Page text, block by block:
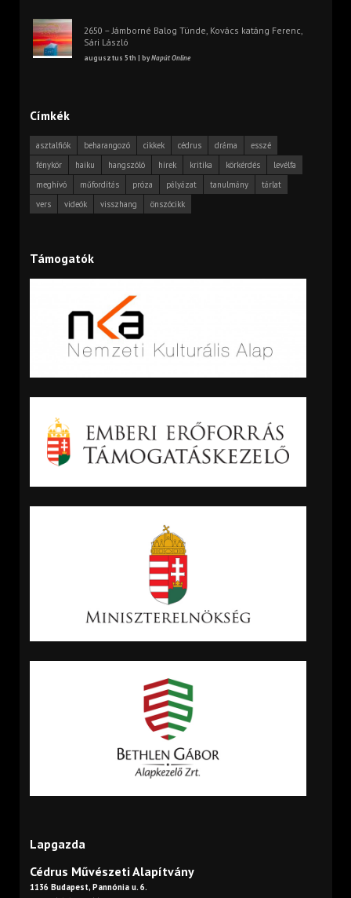
2650 – Jámborné Balog Tünde, Kovács katáng Ferenc,
Sári László
augusztus 5th | byNapút Online
Címkék
asztalfiók beharangozó cikkek cédrus dráma
esszé
fénykör
haiku hangszóló hírek kritika körkérdés
levélfa
meghívó
műfordítás próza pályázat tanulmány
tárlat
vers
videók visszhang önszócikk
Támogatók
Lapgazda
Cédrus Művészeti Alapítvány
1136 Budapest, Pannónia u. 6.